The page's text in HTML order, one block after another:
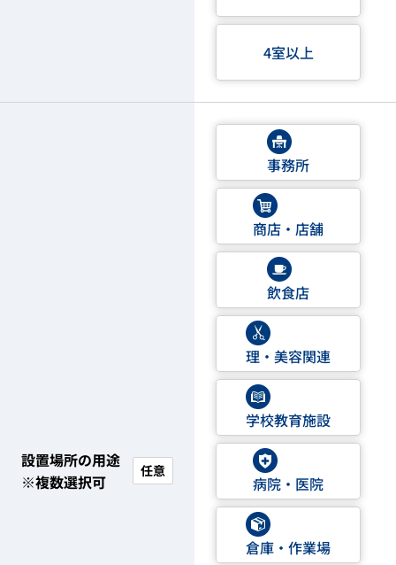
4室以上
設置場所の用途
※複数選択可
任意
事務所
商店・店舗
飲食店
理・美容関連
学校教育施設
病院・医院
倉庫・作業場